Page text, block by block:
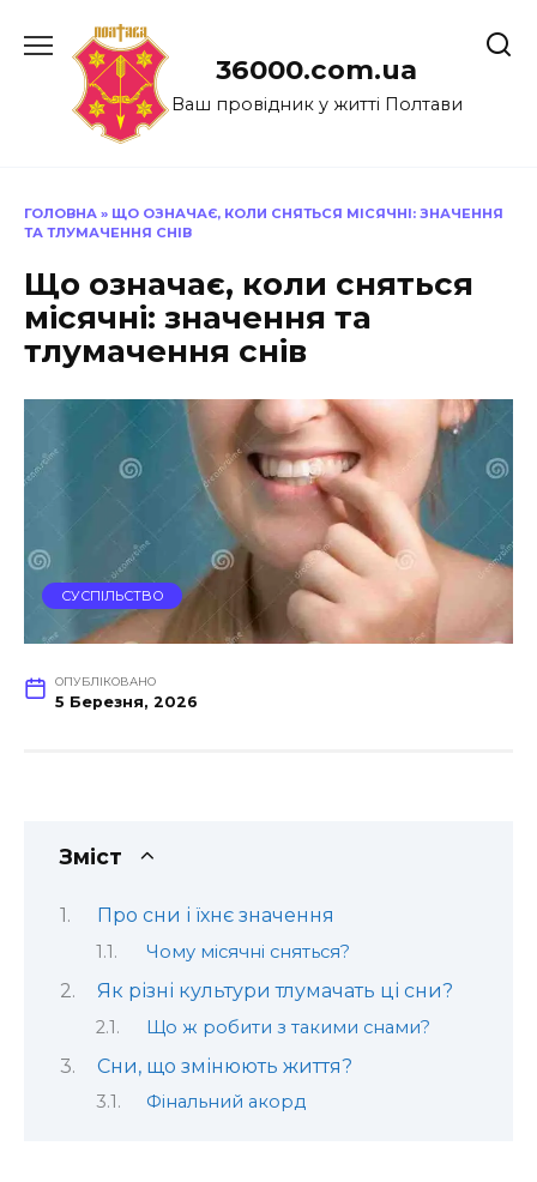
до
36000.com.ua
Ваш провідник у житті Полтави
ГОЛОВНА » ЩО ОЗНАЧАЄ, КОЛИ СНЯТЬСЯ МІСЯЧНІ: ЗНАЧЕННЯ
ТА ТЛУМАЧЕННЯ СНІВ
Що означає, коли сняться
місячні: значення та
тлумачення снів
СУСПІЛЬСТВО
ОПУБЛІКОВАНО
5 Березня, 2026
Зміст
Про сни і їхнє значення
Чому місячні сняться?
Як різні культури тлумачать ці сни?
Що ж робити з такими снами?
Сни, що змінюють життя?
Фінальний акорд